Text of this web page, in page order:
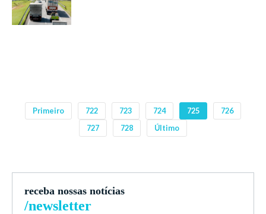
Primeiro 722 723 724 725
726
727
728 Último
receba nossas notícias
/newsletter